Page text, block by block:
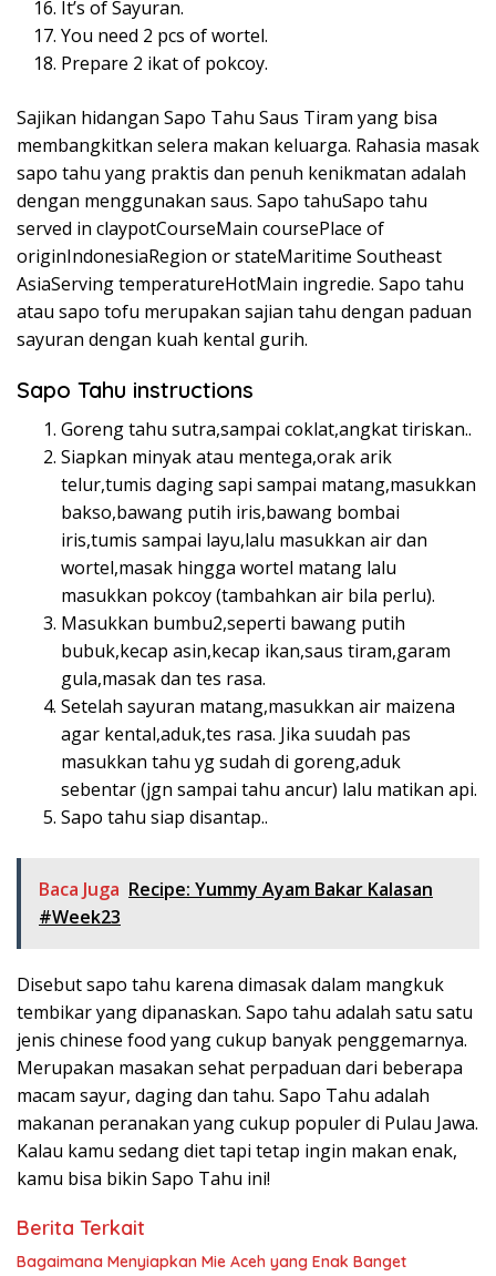
It’s of Sayuran.
You need 2 pcs of wortel.
Prepare 2 ikat of pokcoy.
Sajikan hidangan Sapo Tahu Saus Tiram yang bisa
membangkitkan selera makan keluarga. Rahasia masak
sapo tahu yang praktis dan penuh kenikmatan adalah
dengan menggunakan saus. Sapo tahuSapo tahu
served in claypotCourseMain coursePlace of
originIndonesiaRegion or stateMaritime Southeast
AsiaServing temperatureHotMain ingredie. Sapo tahu
atau sapo tofu merupakan sajian tahu dengan paduan
sayuran dengan kuah kental gurih.
Sapo Tahu instructions
Goreng tahu sutra,sampai coklat,angkat tiriskan..
Siapkan minyak atau mentega,orak arik
telur,tumis daging sapi sampai matang,masukkan
bakso,bawang putih iris,bawang bombai
iris,tumis sampai layu,lalu masukkan air dan
wortel,masak hingga wortel matang lalu
masukkan pokcoy (tambahkan air bila perlu).
Masukkan bumbu2,seperti bawang putih
bubuk,kecap asin,kecap ikan,saus tiram,garam
gula,masak dan tes rasa.
Setelah sayuran matang,masukkan air maizena
agar kental,aduk,tes rasa. Jika suudah pas
masukkan tahu yg sudah di goreng,aduk
sebentar (jgn sampai tahu ancur) lalu matikan api.
Sapo tahu siap disantap..
Baca Juga Recipe: Yummy Ayam Bakar Kalasan
#Week23
Disebut sapo tahu karena dimasak dalam mangkuk
tembikar yang dipanaskan. Sapo tahu adalah satu satu
jenis chinese food yang cukup banyak penggemarnya.
Merupakan masakan sehat perpaduan dari beberapa
macam sayur, daging dan tahu. Sapo Tahu adalah
makanan peranakan yang cukup populer di Pulau Jawa.
Kalau kamu sedang diet tapi tetap ingin makan enak,
kamu bisa bikin Sapo Tahu ini!
Berita Terkait
Bagaimana Menyiapkan Mie Aceh yang Enak Banget